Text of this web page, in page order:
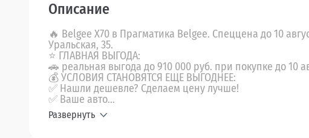
Описание
🔥 Belgee X70 в Прагматика Belgee. Спеццена до 10
Уральская, 35.
⭐ ГЛАВНАЯ ВЫГОДА:
🚗 реальная выгода до 910 000 руб. при покупке до 10
💰 УСЛОВИЯ СТАНОВЯТСЯ ЕЩЕ ВЫГОДНЕЕ:
✅ Нашли дешевле? Сделаем цену лучше!
✅ Ваше авто...
Развернуть